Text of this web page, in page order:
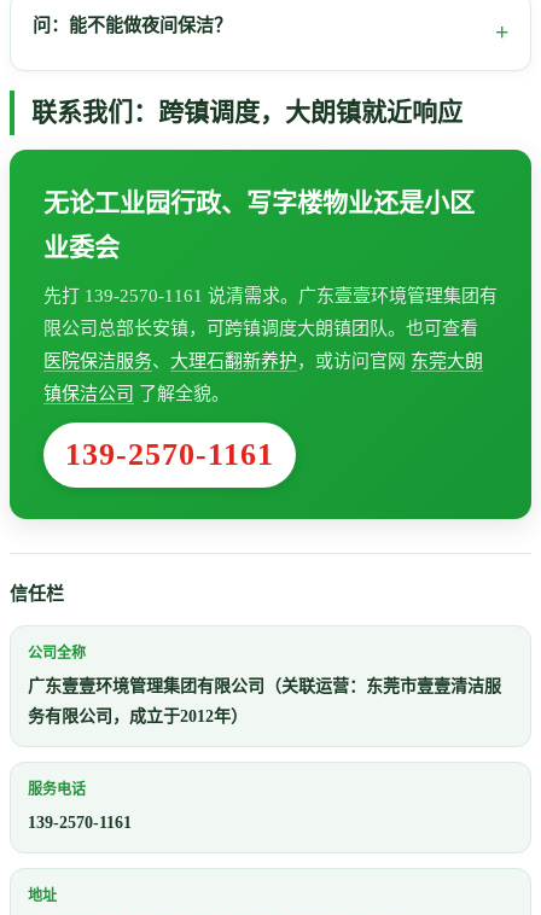
问：能不能做夜间保洁？
联系我们：跨镇调度，大朗镇就近响应
无论工业园行政、写字楼物业还是小区
业委会
先打 139-2570-1161 说清需求。广东壹壹环境管理集团有
限公司总部长安镇，可跨镇调度大朗镇团队。也可查看
医院保洁服务、 大理石翻新养护，或访问官网 东莞大朗
镇保洁公司
了解全貌。
139-2570-1161
信任栏
公司全称
广东壹壹环境管理集团有限公司（关联运营：东莞市壹壹清洁服
务有限公司，成立于2012年）
服务电话
139-2570-1161
地址